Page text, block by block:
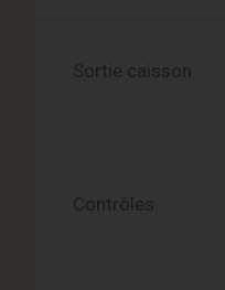
Sortie caisson
Contrôles